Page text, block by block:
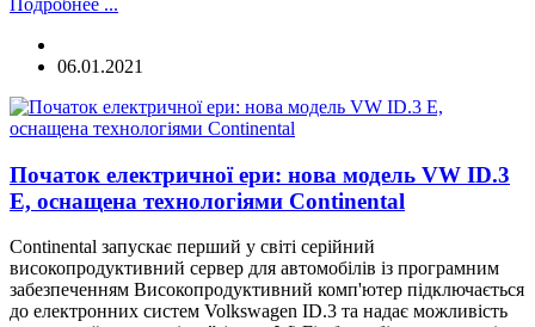
Подробнее ...
06.01.2021
Початок електричної ери: нова модель VW ID.3
E, оснащена технологіями Continental
Continental запускає перший у світі серійний
високопродуктивний сервер для автомобілів із програмним
забезпеченням Високопродуктивний комп'ютер підключається
до електронних систем Volkswagen ID.3 та надає можливість